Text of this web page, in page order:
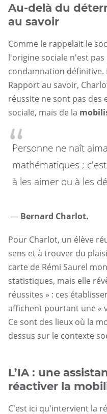
Au-delà du
au savoir
Comme le rappelait le
l'origine sociale n'est
condamnation définitive.
Rapport au savoir,
réussite ne sont pas des
sociale, mais de la
Personne ne naît
mathématiques ;
à les aimer ou à les
— Bernard Charlot.
Pour Charlot, un élève
sens et à trouver du
carte de Rémi Saurel
statistiques, mais elle
réussites » : ces
affichent pourtant une «
Ce sont des lieux où la
dessus sur le contexte
L’IA : une
réactiver la
C'est ici qu'intervient la